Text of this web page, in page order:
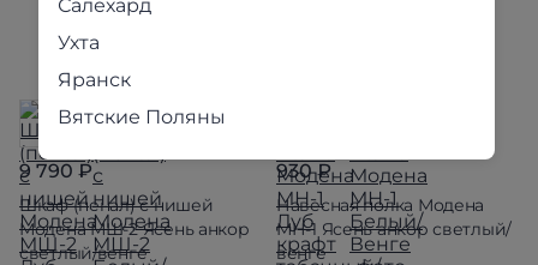
9 790 ₽
Шкаф (пенал) с нишей
Модена МШ-2 Ясень анкор
светлый/венге
930 ₽
Навесная полка Модена
МН-1 Ясень анкор светлый/
венге
Салехард
Ухта
Яранск
Вятские Поляны